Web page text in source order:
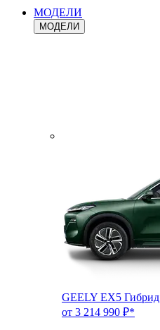
МОДЕЛИ
МОДЕЛИ
GEELY EX5 Гибрид
от 3 214 990 ₽*